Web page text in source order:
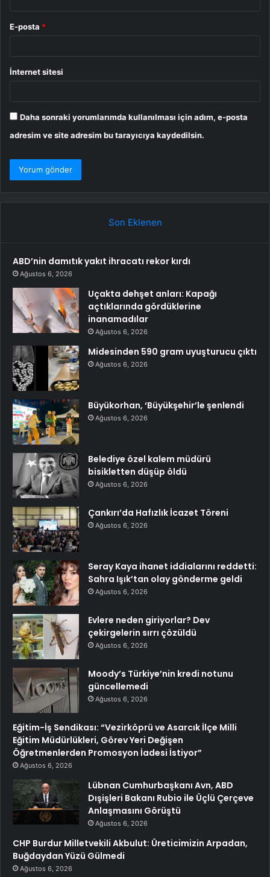
E-posta *
İnternet sitesi
Daha sonraki yorumlarımda kullanılması için adım, e-posta
adresim ve site adresim bu tarayıcıya kaydedilsin.
Son Eklenen
ABD’nin damıtık yakıt ihracatı rekor kırdı
Ağustos 6, 2026
Uçakta dehşet anları: Kapağı
açtıklarında gördüklerine
inanamadılar
Ağustos 6, 2026
Midesinden 590 gram uyuşturucu çıktı
Ağustos 6, 2026
Büyükorhan, ‘Büyükşehir’le şenlendi
Ağustos 6, 2026
Belediye özel kalem müdürü
bisikletten düşüp öldü
Ağustos 6, 2026
Çankırı’da Hafızlık İcazet Töreni
Ağustos 6, 2026
Seray Kaya ihanet iddialarını reddetti:
Sahra Işık’tan olay gönderme geldi
Ağustos 6, 2026
Evlere neden giriyorlar? Dev
çekirgelerin sırrı çözüldü
Ağustos 6, 2026
Moody’s Türkiye’nin kredi notunu
güncellemedi
Ağustos 6, 2026
Eğitim-İş Sendikası: “Vezirköprü ve Asarcık İlçe Milli
Eğitim Müdürlükleri, Görev Yeri Değişen
Öğretmenlerden Promosyon İadesi İstiyor”
Ağustos 6, 2026
Lübnan Cumhurbaşkanı Avn, ABD
Dışişleri Bakanı Rubio ile Üçlü Çerçeve
Anlaşmasını Görüştü
Ağustos 6, 2026
CHP Burdur Milletvekili Akbulut: Üreticimizin Arpadan,
Buğdaydan Yüzü Gülmedi
Ağustos 6, 2026